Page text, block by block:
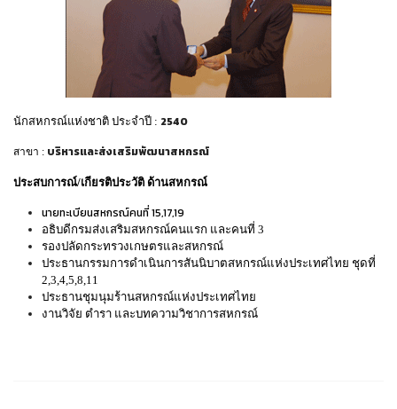
นักสหกรณ์แห่งชาติ ประจำปี : 2540
สาขา : บริหารและส่งเสริมพัฒนาสหกรณ์
ประสบการณ์/เกียรติประวัติ ด้านสหกรณ์
นายทะเบียนสหกรณ์คนที่ 15,17,19
อธิบดีกรมส่งเสริมสหกรณ์คนแรก และคนที่ 3
รองปลัดกระทรวงเกษตรและสหกรณ์
ประธานกรรมการดำเนินการสันนิบาตสหกรณ์แห่งประเทศไทย ชุดที่
2,3,4,5,8,11
ประธานชุมนุมร้านสหกรณ์แห่งประเทศไทย
งานวิจัย ตำรา และบทความวิชาการสหกรณ์